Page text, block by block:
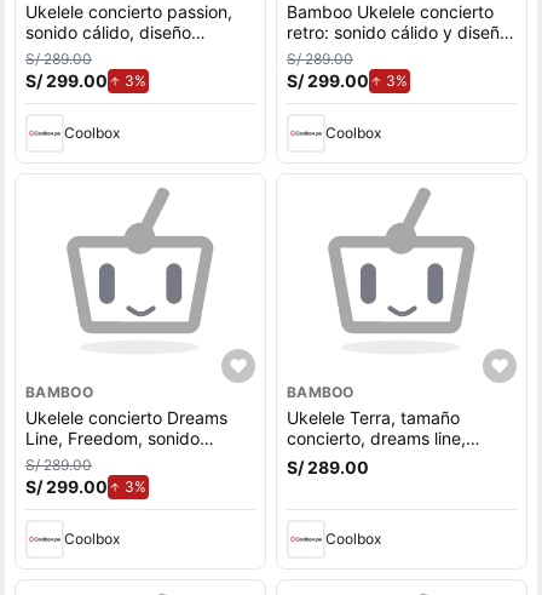
Ukelele concierto passion,
sonido cálido, diseño
colorido con cuerpo de
linden
S/ 289.00
S/ 299.00 3%
Coolbox
Bamboo Ukelele concierto
retro: sonido cálido y diseño
colorido con cuerpo de
linden
S/ 289.00
S/ 299.00 3%de aumento.
Coolbox
BAMBOO
Ukelele concierto Dreams
Line, Freedom, sonido
cálido, diseño vibrante para
principiantes
S/ 289.00
S/ 299.00 3%
Coolbox
BAMBOO
Ukelele Terra, tamaño
concierto, dreams line,
marrón
S/ 289.00
Coolbox